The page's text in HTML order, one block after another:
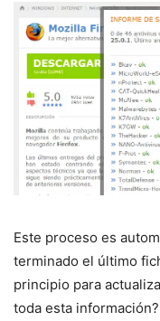
Este proceso es
terminado el último
principio para
toda esta